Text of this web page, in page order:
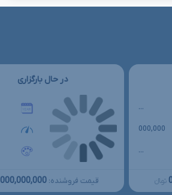
...
000,000
...
تومانءءء
در حال بارگزاری
قیمت فروشنده: 000,000,000